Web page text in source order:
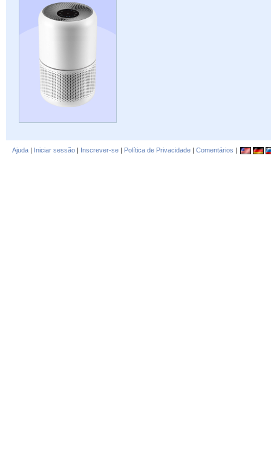
Ajuda | Iniciar sessão | Inscrever-se | Política de Privacidade | Comentários |